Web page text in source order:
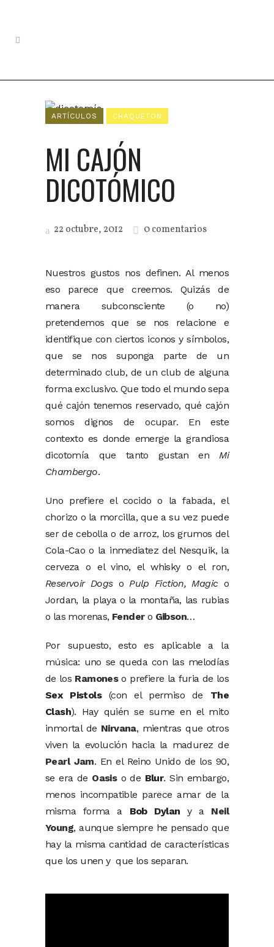
ARTÍCULOS CHAQUETÓN
MI CAJÓN
DICOTÓMICO
22 octubre, 2012 0 comentarios
Nuestros gustos nos definen. Al menos
eso parece que creemos. Quizás de
manera subconsciente (o no)
pretendemos que se nos relacione e
identifique con ciertos iconos y símbolos,
que se nos suponga parte de un
determinado club, de un club de alguna
forma exclusivo. Que todo el mundo sepa
qué cajón tenemos reservado, qué cajón
somos dignos de ocupar. En este
contexto es donde emerge la grandiosa
dicotomía que tanto gustan enMi
Chambergo.
Uno prefiere el cocido o la fabada, el
chorizo o la morcilla, que a su vez puede
ser de cebolla o de arroz, los grumos del
Cola-Cao o la inmediatez del Nesquik, la
cerveza o el vino, el whisky o el ron,
Reservoir Dogso Pulp Fiction, Magico
Jordan, la playa o la montaña, las rubias
o las morenas, Fendero Gibson…
Por supuesto, esto es aplicable a la
música: uno se queda con las melodías
de los Ramoneso prefiere la furia de los
Sex Pistols(con el permiso de The
Clash). Hay quién se sume en el mito
inmortal de Nirvana, mientras que otros
viven la evolución hacia la madurez de
Pearl Jam. En el Reino Unido de los 90,
se era de Oasiso de Blur. Sin embargo,
menos incompatible parece amar de la
misma forma a Bob Dylan y a Neil
Young, aunque siempre he pensado que
hay la misma cantidad de características
que los unen y que los separan.